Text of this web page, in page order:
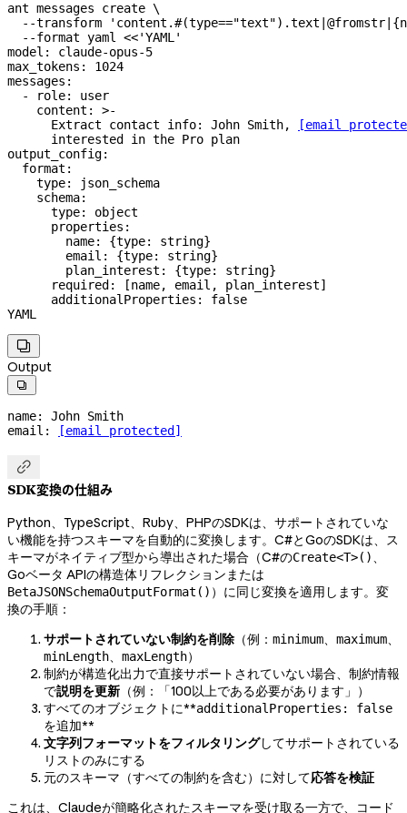
ant messages create \
  --transform
  --format
yaml <<'YAML'
model: claude-opus-5
max_tokens: 1024
messages:
  - role: user
    content: >-
      Extract contact info: John Smith,
[email
      interested in the Pro plan
output_config:
  format:
    type: json_schema
    schema:
      type: object
      properties:
        name: {type: string}
        email: {type: string}
        plan_interest: {type: string}
      required: [name, email, plan_interest]
      additionalProperties: false
YAML

Output

name: John Smith
email : [email protected]

SDK変換の仕組み
Python、TypeScript、Ruby、PHPのSDKは、サポートされていな
い機能を持つスキーマを自動的に変換します。C#とGoのSDKは、ス
キーマがネイティブ型から導出された場合（C#のCreate<T>()、
Goベータ APIの構造体リフレクションまたは
BetaJSONSchemaOutputFormat() ）に同じ変換を適用します。変
換の手順：
サポートされていない制約を削除 （例： minimum、 maximum、
minLength、 maxLength）
制約が構造化出力で直接サポートされていない場合、制約情報
で説明を更新 （例：「100以上である必要があります」）
すべてのオブジェクトに**additionalProperties: false
を追加**
文字列フォーマットをフィルタリングしてサポートされている
リストのみにする
元のスキーマ（すべての制約を含む）に対して応答を検証
これは、Claudeが簡略化されたスキーマを受け取る一方で、コード